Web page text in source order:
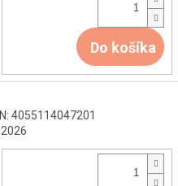
Do košíka
4055114047201